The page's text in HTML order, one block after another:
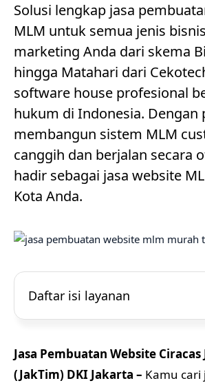
Solusi lengkap jasa
MLM untuk semua jenis
marketing Anda dari skema
hingga Matahari dari
software house profesional
hukum di Indonesia. Dengan
membangun sistem MLM
canggih dan berjalan secara
hadir sebagai jasa website
Kota Anda.
Daftar isi layanan
Jasa Pembuatan Website
(JakTim) DKI Jakarta – Kamu